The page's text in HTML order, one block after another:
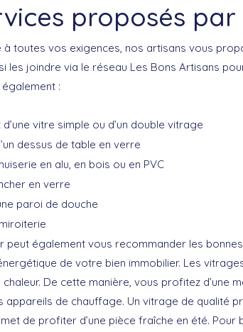
proposés
toutes vos exigences, nos artisans vous
les joindre via le réseau Les Bons Artisans
:
vitre simple ou d’un double vitrage
dessus de table en verre
en alu, en bois ou en PVC
en verre
paroi de douche
peut également vous recommander les
de votre bien immobilier. Les
De cette manière, vous profitez d’une
appareils de chauffage. Un vitrage de qualité
de profiter d’une pièce fraîche en été.